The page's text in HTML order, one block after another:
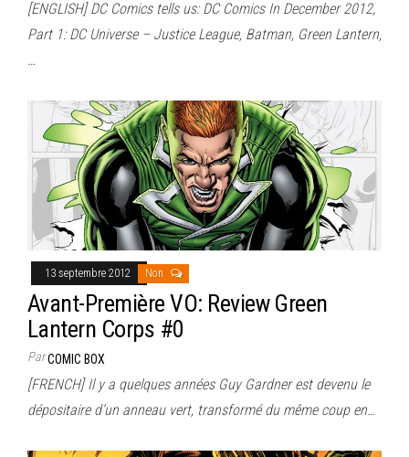
[ENGLISH] DC Comics tells us: DC Comics In December 2012,
Part 1: DC Universe – Justice League, Batman, Green Lantern,
…
13 septembre 2012 Non
Avant-Première VO: Review Green
Lantern Corps #0
ParCOMIC BOX
[FRENCH] Il y a quelques années Guy Gardner est devenu le
dépositaire d’un anneau vert, transformé du même coup en…